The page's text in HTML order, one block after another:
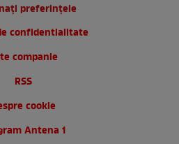
preferințele
confidentialitate
companie
RSS
cookie
Antena 1